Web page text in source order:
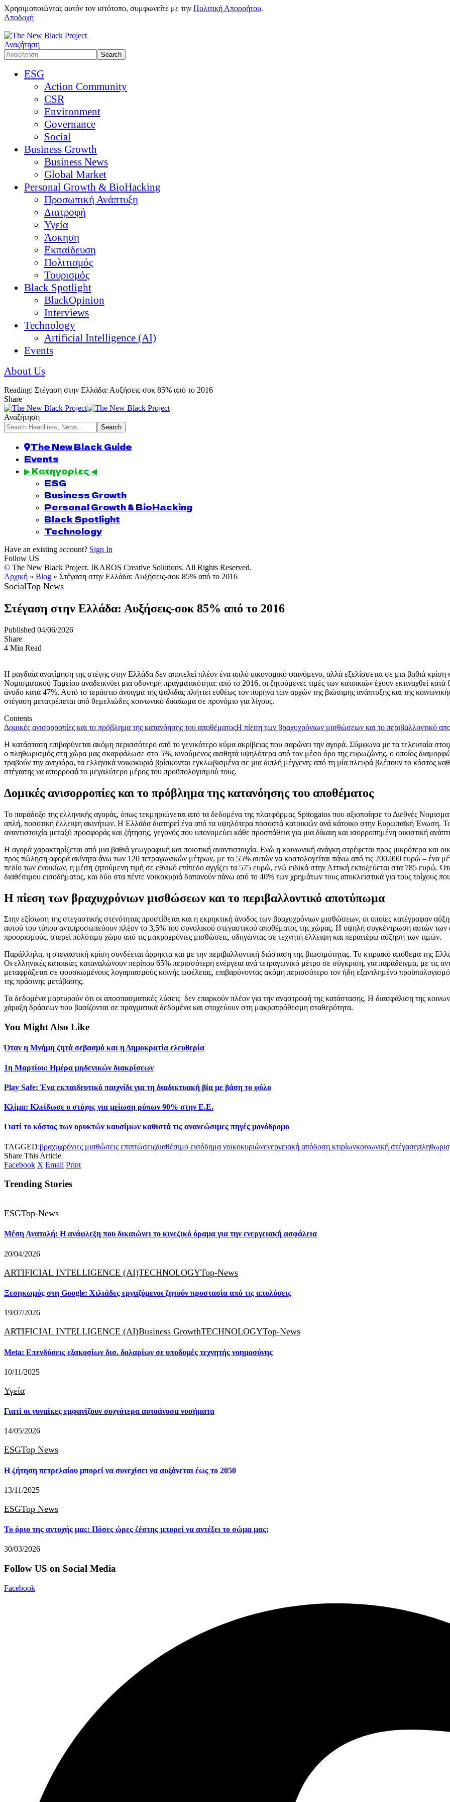
Χρησιμοποιώντας αυτόν τον ιστότοπο, συμφωνείτε με την Πολιτική Απορρήτου.
Αποδοχή
Αναζήτηση
ESG
Action Community
CSR
Environment
Governance
Social
Business Growth
Business News
Global Market
Personal Growth & BioHacking
Προσωπική Ανάπτυξη
Διατροφή
Υγεία
Άσκηση
Εκπαίδευση
Πολιτισμός
Τουρισμός
Black Spotlight
BlackOpinion
Interviews
Technology
Artificial Intelligence (AI)
Events
About Us
Reading: Στέγαση στην Ελλάδα: Αυξήσεις-σοκ 85% από το 2016
Share
Αναζήτηση
The New Black Guide
Events
▶ Κατηγορίες ◀
ESG
Business Growth
Personal Growth & BioHacking
Black Spotlight
Technology
Have an existing account? Sign In
Follow US
© The New Black Project. IKAROS Creative Solutions. All Rights Reserved.
Αρχική » Blog » Στέγαση στην Ελλάδα: Αυξήσεις-σοκ 85% από το 2016
SocialTop News
Στέγαση στην Ελλάδα: Αυξήσεις-σοκ 85% από το 2016
Published 04/06/2026
Share
4 Min Read
Η ραγδαία ανατίμηση της στέγης στην Ελλάδα δεν αποτελεί πλέον ένα απλό οικονομικό φαινόμενο, αλλά εξελίσσεται σε μια βαθιά
Νομισματικού Ταμείου αναδεικνύει μια οδυνηρή πραγματικότητα: από το 2016, οι ζητούμενες τιμές των κατοικιών έχουν εκτιναχθεί
άνοδο κατά 47%. Αυτό το τεράστιο άνοιγμα της ψαλίδας πλήττει ευθέως τον πυρήνα των αρχών της βιώσιμης ανάπτυξης και της
στέγαση μετατρέπεται από θεμελιώδες κοινωνικό δικαίωμα σε προνόμιο για λίγους.
Contents
Δομικές ανισορροπίες και το πρόβλημα της κατανόησης του αποθέματοςΗ πίεση των βραχυχρόνιων μισθώσεων και το περιβαλλοντικό
Η κατάσταση επιβαρύνεται ακόμη περισσότερο από το γενικότερο κύμα ακρίβειας που σαρώνει την αγορά. Σύμφωνα με τα τελευταία
ο πληθωρισμός στη χώρα μας σκαρφάλωσε στο 5%, κινούμενος αισθητά υψηλότερα από τον μέσο όρο της ευρωζώνης, ο οποίος
τραβούν την ανηφόρα, τα ελληνικά νοικοκυριά βρίσκονται εγκλωβισμένα σε μια διπλή μέγγενη: από τη μία πλευρά βλέπουν το κόστος
στέγασης να απορροφά το μεγαλύτερο μέρος του προϋπολογισμού τους.
Δομικές ανισορροπίες και το πρόβλημα της κατανόησης του αποθέματος
Το παράδοξο της ελληνικής αγοράς, όπως τεκμηριώνεται από τα δεδομένα της πλατφόρμας Spitogatos που αξιοποίησε το Διεθνές
απλή, ποσοτική έλλειψη ακινήτων. Η Ελλάδα διατηρεί ένα από τα υψηλότερα ποσοστά κατοικιών ανά κάτοικο στην Ευρωπαϊκή Ένωση.
αναντιστοιχία μεταξύ προσφοράς και ζήτησης, γεγονός που υπονομεύει κάθε προσπάθεια για μια δίκαιη και ισορροπημένη οικιστική
Η αγορά χαρακτηρίζεται από μια βαθιά γεωγραφική και ποιοτική αναντιστοιχία. Ενώ η κοινωνική ανάγκη στρέφεται προς μικρότερα και
προς πώληση αφορά ακίνητα άνω των 120 τετραγωνικών μέτρων, με το 55% αυτών να κοστολογείται πάνω από τις 200.000 ευρώ – ένα
πεδίο των ενοικίων, η μέση ζητούμενη τιμή σε εθνικό επίπεδο αγγίζει τα 575 ευρώ, ενώ ειδικά στην Αττική εκτοξεύεται στα 785 ευρώ.
διαθέσιμου εισοδήματος, και δύο στα πέντε νοικοκυριά δαπανούν πάνω από το 40% των χρημάτων τους αποκλειστικά για τους τοίχους
Η πίεση των βραχυχρόνιων μισθώσεων και το περιβαλλοντικό αποτύπωμα
Στην εξίσωση της στεγαστικής στενότητας προστίθεται και η εκρηκτική άνοδος των βραχυχρόνιων μισθώσεων, οι οποίες κατέγραψαν
αυτού του τύπου αντιπροσωπεύουν πλέον το 3,5% του συνολικού στεγαστικού αποθέματος της χώρας. Η υψηλή συγκέντρωση αυτών των
προορισμούς, στερεί πολύτιμο χώρο από τις μακροχρόνιες μισθώσεις, οδηγώντας σε τεχνητή έλλειψη και περαιτέρω αύξηση των τιμών.
Παράλληλα, η στεγαστική κρίση συνδέεται άρρηκτα και με την περιβαλλοντική διάσταση της βιωσιμότητας. Το κτιριακό απόθεμα της
Οι ελληνικές κατοικίες καταναλώνουν περίπου 65% περισσότερη ενέργεια ανά τετραγωνικό μέτρο σε σύγκριση, για παράδειγμα, με τις
μεταφράζεται σε φουσκωμένους λογαριασμούς κοινής ωφέλειας, επιβαρύνοντας ακόμη περισσότερο τον ήδη εξαντλημένο
της πράσινης μετάβασης.
Τα δεδομένα μαρτυρούν ότι οι αποσπασματικές λύσεις δεν επαρκούν πλέον για την αναστροφή της κατάστασης. Η διασφάλιση της
χάραξη δράσεων που βασίζονται σε πραγματικά δεδομένα και στοχεύουν στη μακροπρόθεσμη σταθερότητα.
You Might Also Like
Όταν η Μνήμη ζητά σεβασμό και η Δημοκρατία ελευθερία
1η Μαρτίου: Ημέρα μηδενικών διακρίσεων
Play Safe: Ένα εκπαιδευτικό παιχνίδι για τη διαδικτυακή βία με βάση το φύλο
Κλίμα: Κλείδωσε ο στόχος για μείωση ρύπων 90% στην Ε.Ε.
Γιατί το κόστος των ορυκτών καυσίμων καθιστά τις ανανεώσιμες πηγές μονόδρομο
TAGGED:βραχυχρόνιες μισθώσεις επιπτώσειςδιαθέσιμο εισόδημα νοικοκυριώνενεργειακή απόδοση κτιρίωνκοινωνική στέγαση
Share This Article
Facebook X Email Print
Trending Stories
ESGTop-News
Μέση Ανατολή: Η ανάφλεξη που δικαιώνει το κινεζικό όραμα για την ενεργειακή ασφάλεια
20/04/2026
ARTIFICIAL INTELLIGENCE (AI)TECHNOLOGYTop-News
Ξεσηκωμός στη Google: Χιλιάδες εργαζόμενοι ζητούν προστασία από τις απολύσεις
19/07/2026
ARTIFICIAL INTELLIGENCE (AI)Business GrowthTECHNOLOGYTop-News
Meta: Επενδύσεις εξακοσίων δισ. δολαρίων σε υποδομές τεχνητής νοημοσύνης
10/11/2025
Υγεία
Γιατί οι γυναίκες εμφανίζουν συχνότερα αυτοάνοσα νοσήματα
14/05/2026
ESGTop News
Η ζήτηση πετρελαίου μπορεί να συνεχίσει να αυξάνεται έως το 2050
13/11/2025
ESGTop News
Το όριο της αντοχής μας: Πόσες ώρες ζέστης μπορεί να αντέξει το σώμα μας;
30/03/2026
Follow US on Social Media
Facebook